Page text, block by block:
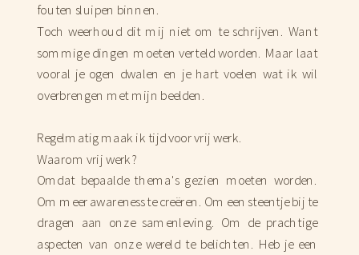
fouten sluipen binnen.
Toch weerhoud dit mij niet om te schrijven. Want
sommige dingen moeten verteld worden. Maar laat
vooral je ogen dwalen en je hart voelen wat ik wil
overbrengen met mijn beelden.
Regelmatig maak ik tijd voor vrij werk.
Waarom vrij werk?
Omdat bepaalde thema's gezien moeten worden.
Om meer awareness te creëren. Om een steentje bij te
dragen aan onze samenleving. Om de prachtige
aspecten van onze wereld te belichten. Heb je een